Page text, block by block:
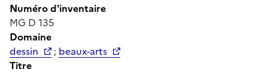
Numéro d'inventaire
MG D 135
Domaine
dessin
; beaux-arts
Titre